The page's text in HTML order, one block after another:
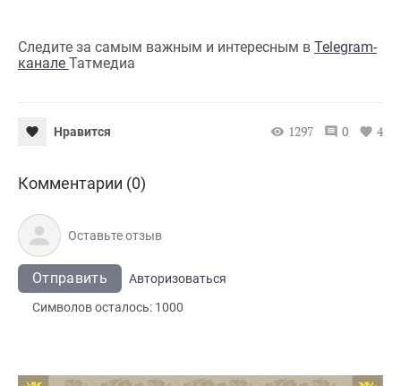
Следите за самым важным и интересным в Telegram-
канале Татмедиа
Нравится 1297 0 4
Комментарии (0)
Отправить
Авторизоваться
Символов осталось: 1000